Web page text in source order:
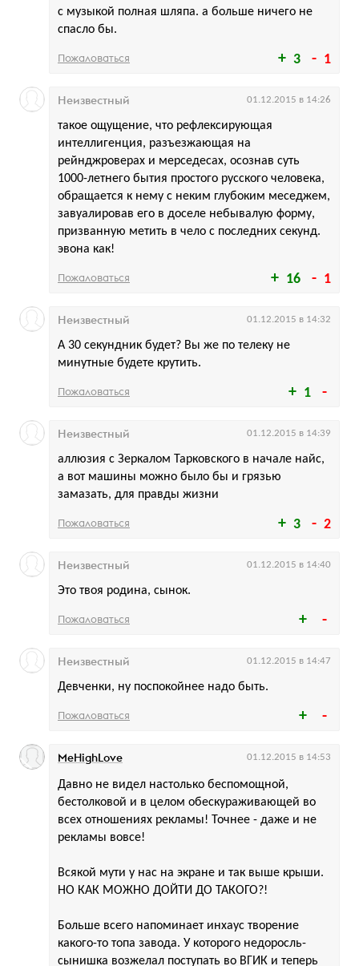
3 1
с музыкой полная шляпа. а больше ничего не
спасло бы.
Пожаловаться
16 1
такое ощущение, что рефлексирующая
интеллигенция, разъезжающая на
рейнджроверах и мерседесах, осознав суть
1000-летнего бытия простого русского человека,
обращается к нему с неким глубоким меседжем,
завуалировав его в доселе небывалую форму,
призванную метить в чело с последних секунд.
эвона как!
Неизвестный 01.12.2015 в 14:26
Пожаловаться
1
А 30 секундник будет? Вы же по телеку не
минутные будете крутить.
Неизвестный 01.12.2015 в 14:32
Пожаловаться
3 2
аллюзия с Зеркалом Тарковского в начале найс,
а вот машины можно было бы и грязью
замазать, для правды жизни
Неизвестный 01.12.2015 в 14:39
Пожаловаться
Это твоя родина, сынок.
Неизвестный 01.12.2015 в 14:40
Пожаловаться
Девченки, ну поспокойнее надо быть.
Неизвестный 01.12.2015 в 14:47
Пожаловаться
Давно не видел настолько беспомощной,
бестолковой и в целом обескураживающей во
всех отношениях рекламы! Точнее - даже и не
рекламы вовсе!
Всякой мути у нас на экране и так выше крыши.
НО КАК МОЖНО ДОЙТИ ДО ТАКОГО?!
Больше всего напоминает инхаус творение
какого-то топа завода. У которого недоросль-
сынишка возжелал поступать во ВГИК и теперь
MeHighLove 01.12.2015 в 14:53